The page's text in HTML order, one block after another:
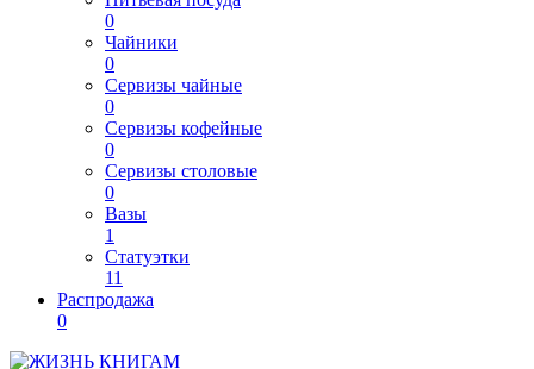
0
Чайники
0
Сервизы чайные
0
Сервизы кофейные
0
Сервизы столовые
0
Вазы
1
Статуэтки
11
Распродажа
0